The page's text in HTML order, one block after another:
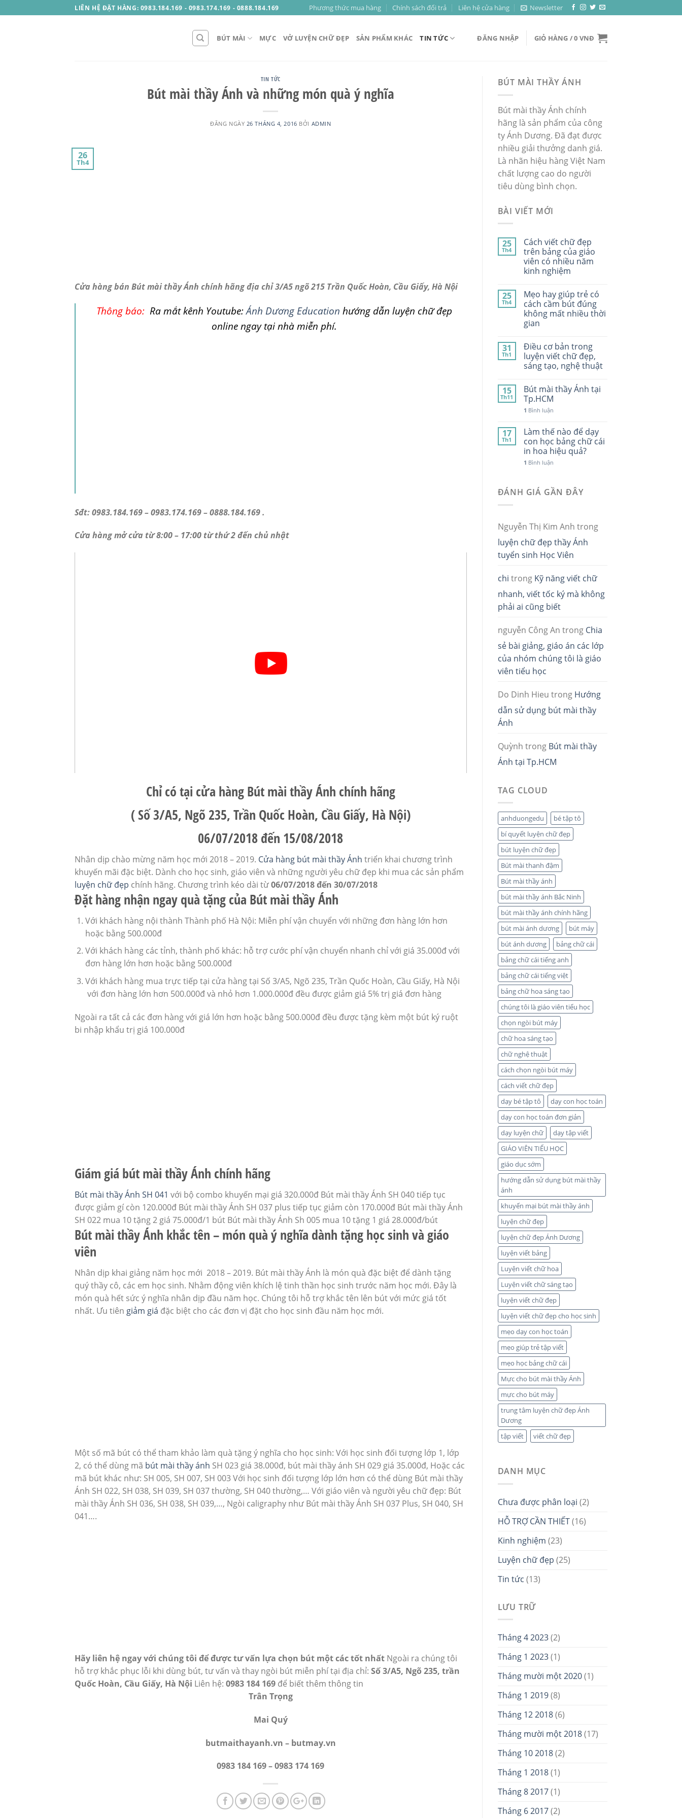
to
LIÊN HỆ ĐẶT HÀNG: 0983.184.169 - 0983.174.169 - 0888.184.169 Phương thức mua hàng Chính sách đổi trả Liên hệ cửa hàng Newsletter
BÚT MÀI MỰC VỞ LUYỆN CHỮ ĐẸP SẢN PHẨM KHÁC TIN TỨC ĐĂNG NHẬP GIỎ HÀNG /0 VNĐ
TIN TỨC
Bút mài thầy Ánh và những món quà ý nghĩa
ĐĂNG NGÀY 26 THÁNG 4, 2016 BỞI ADMIN
26
Th4
Cửa hàng bán Bút mài thầy Ánh chính hãng địa chỉ 3/A5 ngõ 215 Trần Quốc Hoàn, Cầu Giấy, Hà Nội
Thông báo: Ra mắt kênh Youtube:Ánh Dương Education hướng dẫn luyện chữ đẹp
online ngay tại nhà miễn phí.
Sđt: 0983.184.169 – 0983.174.169 – 0888.184.169 .
Cửa hàng mở cửa từ 8:00 – 17:00 từ thứ 2 đến chủ nhật
Chỉ có tại cửa hàng Bút mài thầy Ánh chính hãng
( Số 3/A5, Ngõ 235, Trần Quốc Hoàn, Cầu Giấy, Hà Nội)
06/07/2018 đến 15/08/2018
Nhân dịp chào mừng năm học mới 2018 – 2019. Cửa hàng bút mài thầy Ánh triển khai chương trình
khuyến mãi đặc biệt. Dành cho học sinh, giáo viên và những người yêu chữ đẹp khi mua các sản phẩm
luyện chữ đẹp chính hãng. Chương trình kéo dài từ06/07/2018 đến 30/07/2018
Đặt hàng nhận ngay quà tặng của Bút mài thầy Ánh
Với khách hàng nội thành Thành phố Hà Nội: Miễn phí vận chuyển với những đơn hàng lớn hơn
hoặc bằng 500.000đ
Với khách hàng các tỉnh, thành phố khác: hỗ trợ cước phí vận chuyển nhanh chỉ với giá 35.000đ với
đơn hàng lớn hơn hoặc bằng 500.000đ
Với khách hàng mua trực tiếp tại cửa hàng tại Số 3/A5, Ngõ 235, Trần Quốc Hoàn, Cầu Giấy, Hà Nội
với đơn hàng lớn hơn 500.000đ và nhỏ hơn 1.000.000đ đều được giảm giá 5% trị giá đơn hàng
Ngoài ra tất cả các đơn hàng với giá lớn hơn hoặc bằng 500.000đ đều được tặng kèm một bút ký ruột
bi nhập khẩu trị giá 100.000đ
Giám giá bút mài thầy Ánh chính hãng
Bút mài thầy Ánh SH 041 với bộ combo khuyến mại giá 320.000đ Bút mài thầy Ánh SH 040 tiếp tục
được giảm gí còn 120.000đ Bút mài thầy Ánh SH 037 plus tiếp tục giảm còn 170.000đ Bút mài thầy Ánh
SH 022 mua 10 tặng 2 giá 75.000đ/1 bút Bút mài thầy Ánh Sh 005 mua 10 tặng 1 giá 28.000đ/bút
Bút mài thầy Ánh khắc tên – món quà ý nghĩa dành tặng học sinh và giáo
viên
Nhân dịp khai giảng năm học mới 2018 – 2019. Bút mài thầy Ánh là món quà đặc biệt để dành tặng
quý thầy cô, các em học sinh. Nhằm động viên khích lệ tinh thần học sinh trước năm học mới. Đây là
món quà hết sức ý nghĩa nhân dịp đầu năm học. Chúng tôi hỗ trợ khắc tên lên bút với mức giá tốt
nhất. Ưu tiên giảm giá đặc biệt cho các đơn vị đặt cho học sinh đầu năm học mới.
Một số mã bút có thể tham khảo làm quà tặng ý nghĩa cho học sinh: Với học sinh đối tượng lớp 1, lớp
2, có thể dùng mã bút mài thầy ánh SH 023 giá 38.000đ, bút mài thầy ánh SH 029 giá 35.000đ, Hoặc các
mã bút khác như: SH 005, SH 007, SH 003 Với học sinh đối tượng lớp lớn hơn có thể dùng Bút mài thầy
Ánh SH 022, SH 038, SH 039, SH 037 thường, SH 040 thường,… Với giáo viên và người yêu chữ đẹp: Bút
mài thầy Ánh SH 036, SH 038, SH 039,…, Ngòi caligraphy như Bút mài thầy Ánh SH 037 Plus, SH 040, SH
041….
Hãy liên hệ ngay với chúng tôi để được tư vấn lựa chọn bút một các tốt nhất Ngoài ra chúng tôi
hỗ trợ khắc phục lỗi khi dùng bút, tư vấn và thay ngòi bút miễn phí tại địa chỉ: Số 3/A5, Ngõ 235, trần
Quốc Hoàn, Cầu Giấy, Hà Nội Liên hệ: 0983 184 169 để biết thêm thông tin
Trân Trọng
Mai Quý
butmaithayanh.vn – butmay.vn
0983 184 169 – 0983 174 169
BÚT MÀI THẦY ÁNH
Bút mài thầy Ánh chính
hãng là sản phẩm của công
ty Ánh Dương. Đã đạt được
nhiều giải thưởng danh giá.
Là nhãn hiệu hàng Việt Nam
chất lượng cao do người
tiêu dùng bình chọn.
BÀI VIẾT MỚI
25
Th4
Cách viết chữ đẹp
trên bảng của giáo
viên có nhiều năm
kinh nghiệm
25
Th4
Mẹo hay giúp trẻ có
cách cầm bút đúng
không mất nhiều thời
gian
31
Th1
Điều cơ bản trong
luyện viết chữ đẹp,
sáng tạo, nghệ thuật
15
Th11
Bút mài thầy Ánh tại
Tp.HCM
1 Bình luận
17
Th1
Làm thế nào để dạy
con học bảng chữ cái
in hoa hiệu quả?
1 Bình luận
ĐÁNH GIÁ GẦN ĐÂY
Nguyễn Thị Kim Anh trong
luyện chữ đẹp thầy Ánh
tuyển sinh Học Viên
chi trong Kỹ năng viết chữ
nhanh, viết tốc ký mà không
phải ai cũng biết
nguyễn Công An trong Chia
sẻ bài giảng, giáo án các lớp
của nhóm chúng tôi là giáo
viên tiểu học
Do Dinh Hieu trong Hướng
dẫn sử dụng bút mài thầy
Ánh
Quỳnh trong Bút mài thầy
Ánh tại Tp.HCM
TAG CLOUD
anhduongedu
bé tập tô
bí quyết luyện chữ đẹp
bút luyện chữ đẹp
Bút mài thanh đậm
Bút mài thầy ánh
bút mài thầy ánh Bắc Ninh
bút mài thầy ánh chính hãng
bút mài ánh dương
bút máy
bút ánh dương
bảng chữ cái
bảng chữ cái tiếng anh
bảng chữ cái tiếng việt
bảng chữ hoa sáng tạo
chúng tôi là giáo viên tiểu học
chọn ngòi bút máy
chữ hoa sáng tạo
chữ nghệ thuật
cách chọn ngòi bút máy
cách viết chữ đẹp
dạy bé tập tô
dạy con học toán
dạy con học toán đơn giản
dạy luyện chữ
dạy tập viết
GIÁO VIÊN TIỂU HỌC
giáo dục sớm
hướng dẫn sử dụng bút mài thầy
ánh
khuyến mại bút mài thầy ánh
luyện chữ đẹp
luyện chữ đẹp Ánh Dương
luyện viết bảng
Luyện viết chữ hoa
Luyện viết chữ sáng tạo
luyện viết chữ đẹp
luyện viết chữ đẹp cho học sinh
mẹo dạy con học toán
mẹo giúp trẻ tập viết
mẹo học bảng chữ cái
Mực cho bút mài thầy Ánh
mực cho bút máy
trung tâm luyện chữ đẹp Ánh
Dương
tập viết
viết chữ đẹp
DANH MỤC
Chưa được phân loại (2)
HỖ TRỢ CẦN THIẾT(16)
Kinh nghiệm (23)
Luyện chữ đẹp (25)
Tin tức (13)
LƯU TRỮ
Tháng 4 2023(2)
Tháng 1 2023(1)
Tháng mười một 2020(1)
Tháng 1 2019(8)
Tháng 12 2018(6)
Tháng mười một 2018(17)
Tháng 10 2018(2)
Tháng 1 2018(1)
Tháng 8 2017(1)
Tháng 6 2017(2)